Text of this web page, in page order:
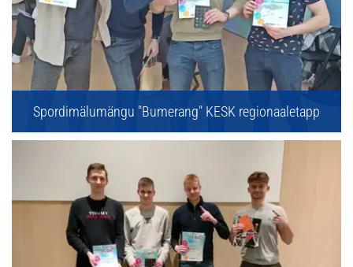
Spordimälumängu "Bumerang" KESK regionaaletapp